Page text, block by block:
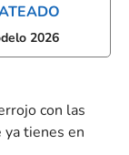
2026
con las
ya tienes en